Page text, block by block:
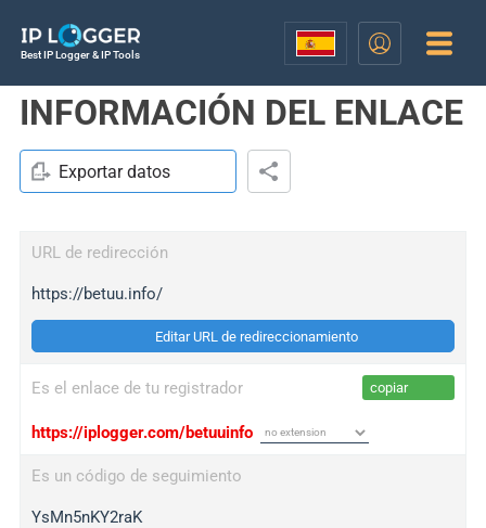
Best IP Logger & IP Tools
INFORMACIÓN DEL ENLACE
Exportar datos
URL de redirección
https://betuu.info/
Editar URL de redireccionamiento
Es el enlace de tu registrador copiar
https://iplogger.com/betuuinfo
Es un código de seguimiento
YsMn5nKY2raK